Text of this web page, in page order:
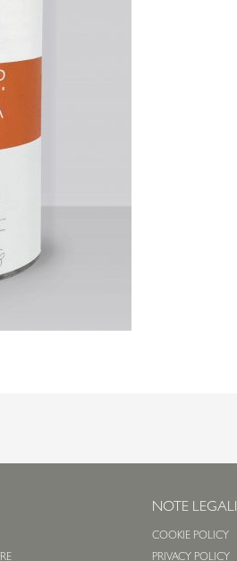
NOTE LEGALI
COOKIE POLICY
PRIVACY POLICY